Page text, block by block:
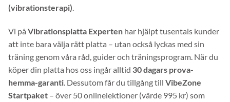
(vibrationsterapi)
Vi på Vibrationsplatta Experten har hjälpt tusentals kunder
att inte bara välja rätt platta – utan också lyckas med sin
träning genom våra råd, guider och träningsprogram. När du
köper din platta hos oss ingår alltid 30 dagars prova-
hemma-garanti . Dessutom får du tillgång till VibeZone
Startpaket – över 50 onlinelektioner (värde 995 kr) som